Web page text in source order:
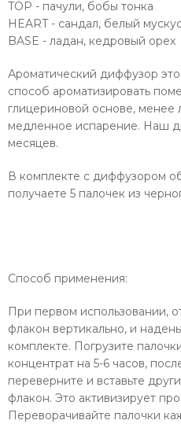
TOP - пачули, бобы тонка
HEART - сандал, белый
BASE - ладан, кедровый орех
Ароматический диффузор
способ ароматизировать
глицериновой основе, менее
медленное испарение. Наш
месяцев.
В комплекте с диффузором
получаете 5 палочек
Способ применения:
При первом использовании,
флакон вертикально, и
комплекте. Погрузите
концентрат на 5-6 часов,
переверните и вставьте
флакон. Это активизирует
Переворачивайте палочки